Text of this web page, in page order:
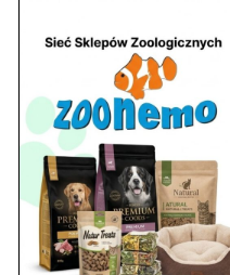
Jeżeli chcesz, aby Twoje
skorzystaj z naszych usług!
zbiorników wodnych w stylu:
biotopowego, > akwarium
gmin: >...
« Starsze wpisy
Szukaj